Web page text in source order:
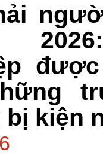
bị kiện